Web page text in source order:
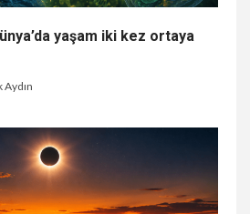
yaşam iki kez ortaya
Aydın